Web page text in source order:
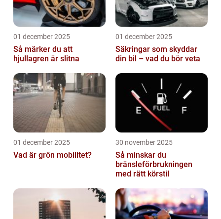
01 december 2025
Så märker du att
hjullagren är slitna
01 december 2025
Säkringar som skyddar
din bil – vad du bör veta
01 december 2025
Vad är grön mobilitet?
30 november 2025
Så minskar du
bränsleförbrukningen
med rätt körstil